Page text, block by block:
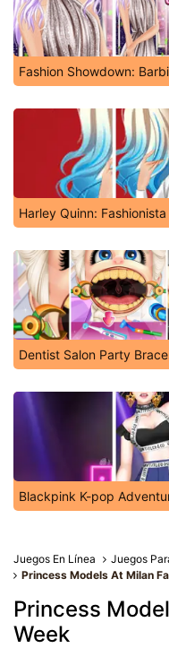
Fashion Showdown:
Harley Quinn:
Dentist Salon Party
Blackpink K-pop
Juegos En Línea
Juegos
Princess Models At Milan
Princess
Week